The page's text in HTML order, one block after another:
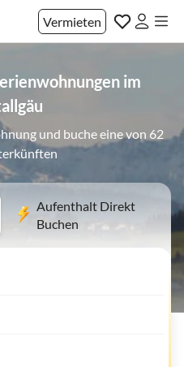
Vermieten
im
und buche eine von 62
Aufenthalt Direkt
Buchen